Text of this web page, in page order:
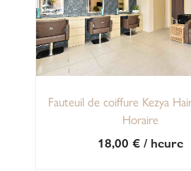
Fauteuil de coiffure Kezya
Horaire
18,00€ / heure